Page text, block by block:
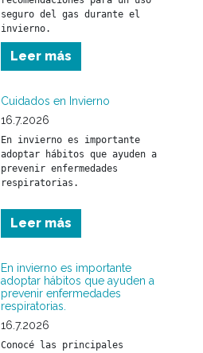
seguro del gas durante el
invierno.
Leer más
Cuidados en Invierno
16.7.2026
En invierno es importante
adoptar hábitos que ayuden a
prevenir enfermedades
respiratorias.
Conocé las principales
recomendaciones para cuidar
tu salud y la de tu familia
Leer más
En invierno es importante
adoptar hábitos que ayuden a
prevenir enfermedades
respiratorias.
16.7.2026
Conocé las principales